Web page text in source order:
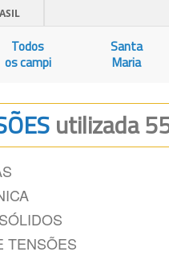
Todos
os campi
Santa
Maria
utilizada
TENSÕES